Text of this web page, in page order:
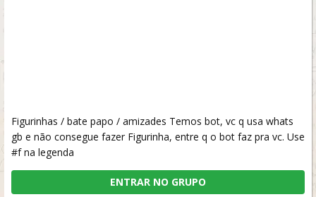
Figurinhas / bate papo / amizades Temos bot, vc q usa whats
gb e não consegue fazer Figurinha, entre q o bot faz pra vc. Use
#f na legenda
ENTRAR NO GRUPO